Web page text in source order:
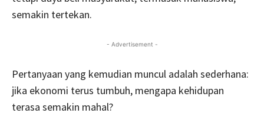
semakin tertekan.
- Advertisement -
Pertanyaan yang kemudian muncul adalah sederhana:
jika ekonomi terus tumbuh, mengapa kehidupan
terasa semakin mahal?